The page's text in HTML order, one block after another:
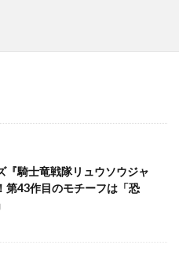
『騎士竜戦隊リュウソウジャ
第43作目のモチーフは「恐